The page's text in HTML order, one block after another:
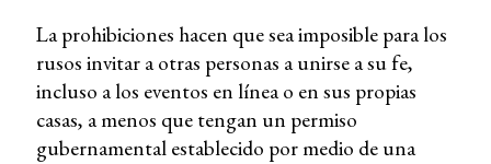
La prohibiciones hacen que sea imposible para los
rusos invitar a otras personas a unirse a su fe,
incluso a los eventos en línea o en sus propias
casas, a menos que tengan un permiso
gubernamental establecido por medio de una